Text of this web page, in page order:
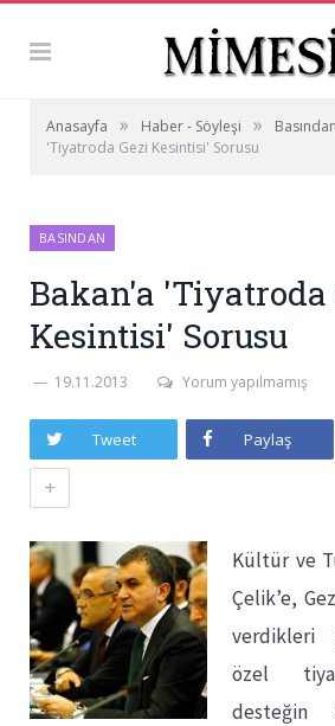
Anasayfa » Haber - Söyleşi » Basından
'Tiyatroda Gezi Kesintisi' Sorusu
BASINDAN
Bakan'a 'Tiyatroda
Kesintisi' Sorusu
19.11.2013 Yorum yapılmamış
Tweet Paylaş
+
Kültür ve
Çelik’e,
verdikleri
özel
desteğin